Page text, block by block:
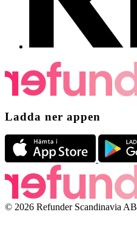
Ladda ner appen
© 2026 Refunder Scandinavia AB